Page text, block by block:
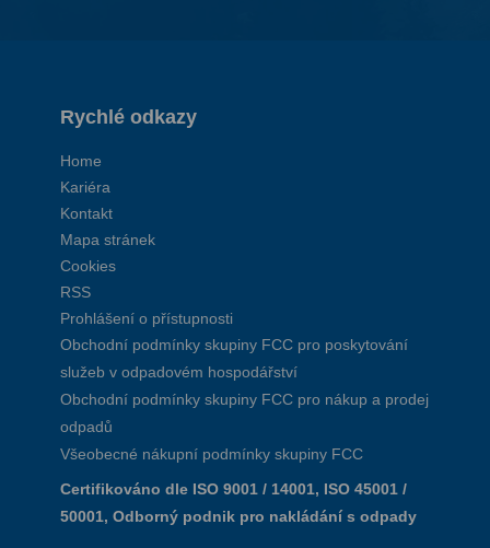
Rychlé odkazy
Home
Kariéra
Kontakt
Mapa stránek
Cookies
RSS
Prohlášení o přístupnosti
Obchodní podmínky skupiny FCC pro poskytování
služeb v odpadovém hospodářství
Obchodní podmínky skupiny FCC pro nákup a prodej
odpadů
Všeobecné nákupní podmínky skupiny FCC
Certifikováno dle ISO 9001 / 14001, ISO 45001 /
50001, Odborný podnik pro nakládání s odpady